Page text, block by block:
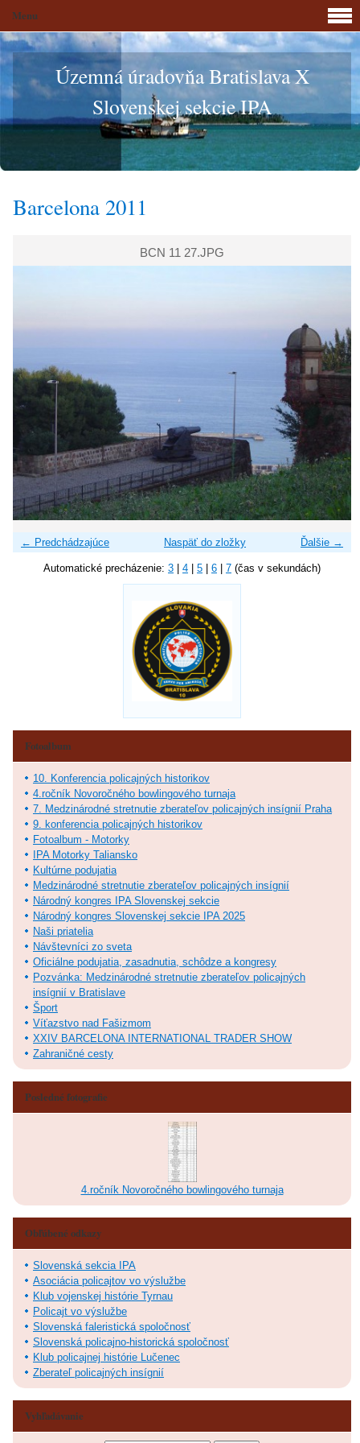
Územná úradovňa Bratislava X
Slovenskej sekcie IPA
Barcelona 2011
BCN 11 27.JPG
← Predchádzajúce Ďalšie →
Naspäť do zložky
Automatické precházenie: 3 4 5 6 7 (čas v sekundách)
Menu
Fotoalbum
10. Konferencia policajných historikov
4.ročník Novoročného bowlingového turnaja
7. Medzinárodné stretnutie zberateľov policajných insígnií Praha
9. konferencia policajných historikov
Fotoalbum - Motorky
IPA Motorky Taliansko
Kultúrne podujatia
Medzinárodné stretnutie zberateľov policajných insígnií
Národný kongres IPA Slovenskej sekcie
Národný kongres Slovenskej sekcie IPA 2025
Naši priatelia
Návštevníci zo sveta
Oficiálne podujatia, zasadnutia, schôdze a kongresy
Pozvánka: Medzinárodné stretnutie zberateľov policajných
insígnií v Bratislave
Šport
Víťazstvo nad Fašizmom
XXIV BARCELONA INTERNATIONAL TRADER SHOW
Zahraničné cesty
Posledné fotografie
4.ročník Novoročného bowlingového turnaja
Obľúbené odkazy
Slovenská sekcia IPA
Asociácia policajtov vo výslužbe
Klub vojenskej histórie Tyrnau
Policajt vo výslužbe
Slovenská faleristická spoločnosť
Slovenská policajno-historická spoločnosť
Klub policajnej histórie Lučenec
Zberateľ policajných insígnií
Vyhľadávanie